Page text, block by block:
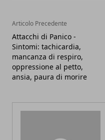
Articolo Precedente
Attacchi di Panico -
Sintomi: tachicardia,
mancanza di respiro,
oppressione al petto,
ansia, paura di morire